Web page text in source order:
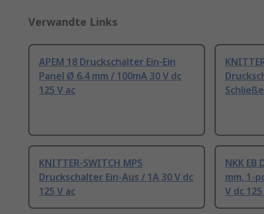
Verwandte Links
APEM 18 Druckschalter Ein-Ein
Panel Ø 6.4 mm / 100mA 30 V dc
125 V ac
KNITTER-SWITCH MPS
Druckschalter Ein-Aus / 1A 30 V dc
125 V ac
NKK EB
mm, 1-
V dc